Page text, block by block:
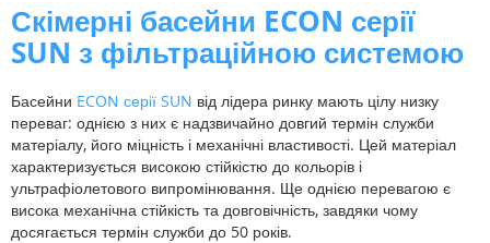
Скімерні басейни ECON серії
SUN з фільтраційною системою
Басейни ECON серії SUN від лідера ринку мають цілу низку
переваг: однією з них є надзвичайно довгий термін служби
матеріалу, його міцність і механічні властивості. Цей матеріал
характеризується високою стійкістю до кольорів і
ультрафіолетового випромінювання. Ще однією перевагою є
висока механічна стійкість та довговічність, завдяки чому
досягається термін служби до 50 років.